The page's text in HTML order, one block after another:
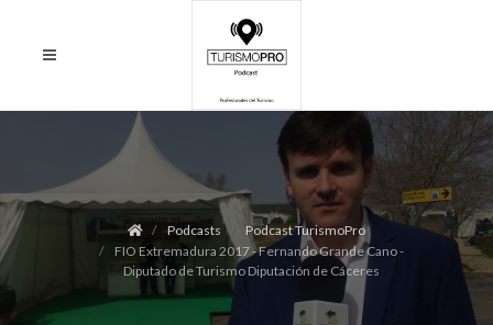
Podcasts
Podcast TurismoPro
FIO Extremadura 2017 - Fernando Grande Cano -
Diputado de Turismo Diputación de Cáceres